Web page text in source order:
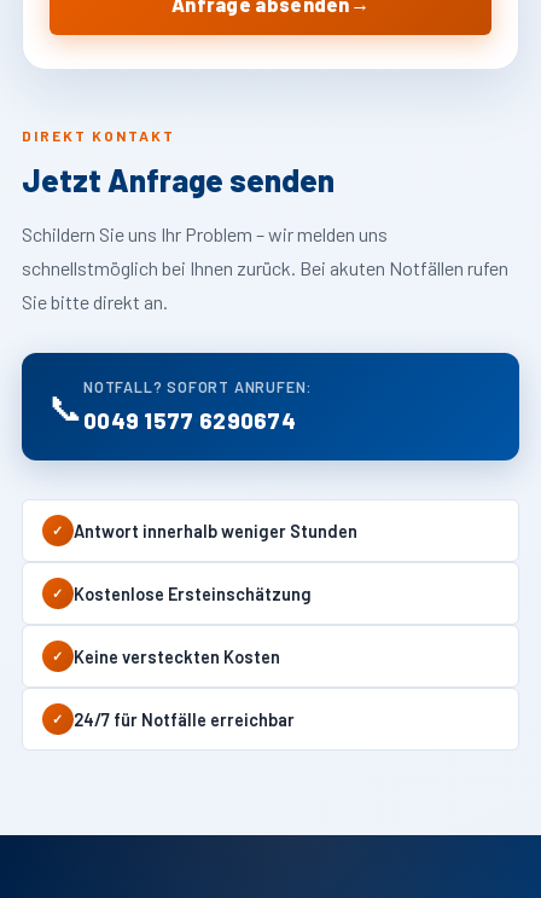
DIREKT KONTAKT
Jetzt Anfrage senden
Schildern Sie uns Ihr Problem – wir melden uns
schnellstmöglich bei Ihnen zurück. Bei akuten Notfällen rufen
Sie bitte direkt an.
📞 NOTFALL? SOFORT ANRUFEN:
0049 1577 6290674
✓ Antwort innerhalb weniger Stunden
✓ Kostenlose Ersteinschätzung
✓ Keine versteckten Kosten
✓ 24/7 für Notfälle erreichbar